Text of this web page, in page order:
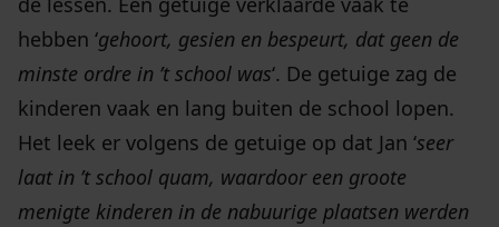
hebben ‘gehoort, gesien en bespeurt, dat geen de
minste ordre in ’t school was‘. De getuige zag de
kinderen vaak en lang buiten de school lopen.
Het leek er volgens de getuige op dat Jan ‘seer
laat in ’t school quam, waardoor een groote
menigte kinderen in de nabuurige plaatsen werden